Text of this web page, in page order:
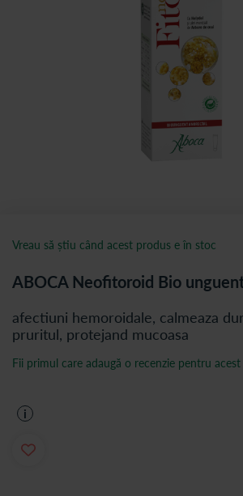
ABOCA Neofitoroid Bio
afectiuni hemoroidale, calmeaza
pruritul, protejand mucoasa
Fii primul care adaugă o recenzie pentru
i
Vreau să știu când acest produs e în stoc